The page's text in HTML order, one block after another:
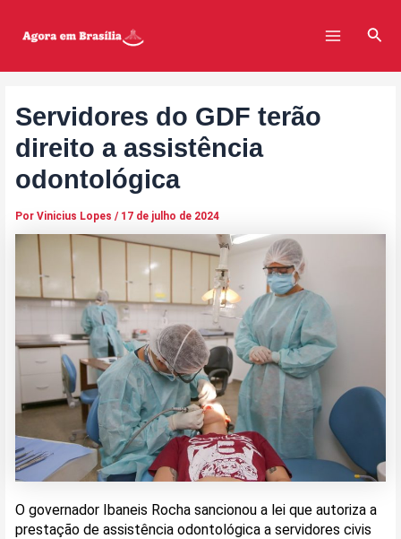
Menu
Servidores do GDF terão
direito a assistência
odontológica
Por Vinicius Lopes / 17 de julho de 2024
O governador Ibaneis Rocha sancionou a lei que autoriza a
prestação de assistência odontológica a servidores civis